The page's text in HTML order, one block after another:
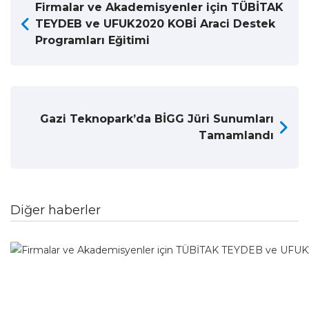
Firmalar ve Akademisyenler için TÜBİTAK
TEYDEB ve UFUK2020 KOBİ Araci Destek
Programları Eğitimi
Gazi Teknopark’da BİGG Jüri Sunumları
Tamamlandı
Diğer haberler